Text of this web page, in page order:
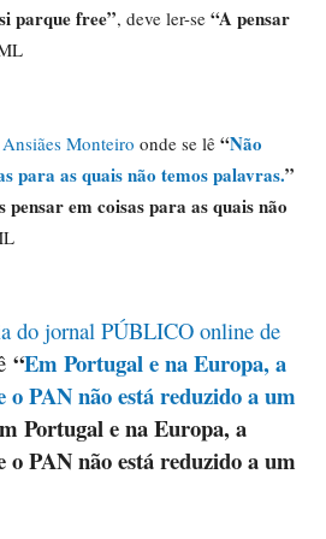
parque free”, deve ler-se “A pensar
Monteiro onde se lê “Não
para as quais não temos palavras.”
pensar em coisas para as quais não
do jornal PÚBLICO online de
“Em Portugal e na Europa, a
o PAN não está reduzido a um
Portugal e na Europa, a
o PAN não está reduzido a um